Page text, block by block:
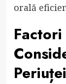
orală